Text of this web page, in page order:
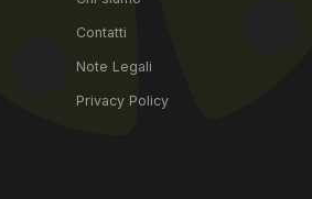
Contatti
Note Legali
Privacy Policy